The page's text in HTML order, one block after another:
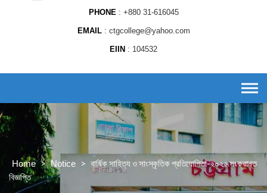
PHONE +880 31-616045
EMAIL ctgcollege@yahoo.com
EIIN 104532
Home > Notice > বার্ষিক সাহিত্য ও সাংস্কৃতিক প্রতিযোগিতা-২০২২ সংক্রান্ত
বিজ্ঞপ্তি